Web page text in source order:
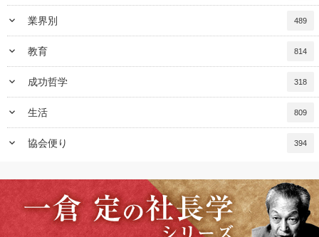
keyboard_arrow_down 業界別 489
keyboard_arrow_down 教育 814
keyboard_arrow_down 成功哲学 318
keyboard_arrow_down 生活 809
keyboard_arrow_down 協会便り 394